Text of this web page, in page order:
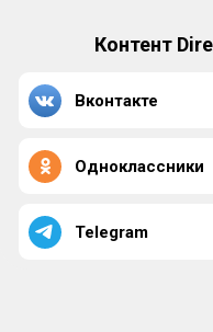
Контент
Вконтакте
Одноклассники
Telegram